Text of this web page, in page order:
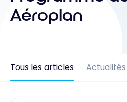
Aéroplan
Tous les articles Actualités